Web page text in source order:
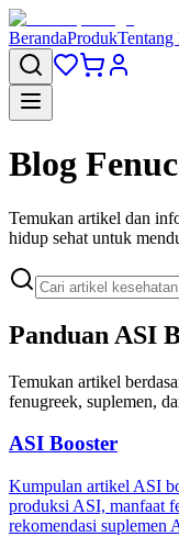
BerandaProdukTentang
Blog
Temukan artikel dan
hidup sehat untuk
Panduan ASI
Temukan artikel
fenugreek, suplemen,
ASI Booster
Kumpulan artikel ASI
produksi ASI, manfaat
rekomendasi suplemen